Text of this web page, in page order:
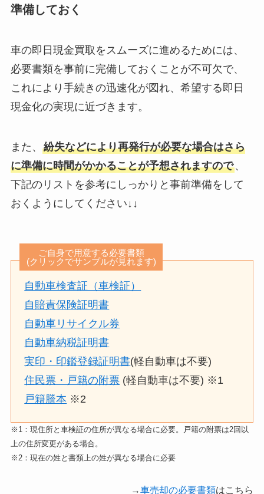
準備しておく
車の即日現金買取をスムーズに進めるためには、
必要書類を事前に完備しておくことが不可欠で、
これにより手続きの迅速化が図れ、希望する即日
現金化の実現に近づきます。
また、 紛失などにより再発行が必要な場合はさら
に準備に時間がかかることが予想されますので、
下記のリストを参考にしっかりと事前準備をして
おくようにしてください↓↓
ご自身で用意する必要書類
(クリックでサンプルが見れます)
自動車検査証（車検証）
自賠責保険証明書
自動車リサイクル券
自動車納税証明書
実印・印鑑登録証明書(軽自動車は不要)
住民票・戸籍の附票 (軽自動車は不要) ※1
戸籍謄本 ※2
※1：現住所と車検証の住所が異なる場合に必要。戸籍の附票は2回以
上の住所変更がある場合。
※2：現在の姓と書類上の姓が異なる場合に必要
→車売却の必要書類はこちら